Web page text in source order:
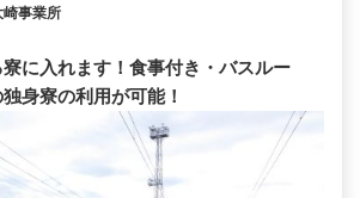
事業所
寮に入れます！食事付き・バスルー
身寮の利用が可能！